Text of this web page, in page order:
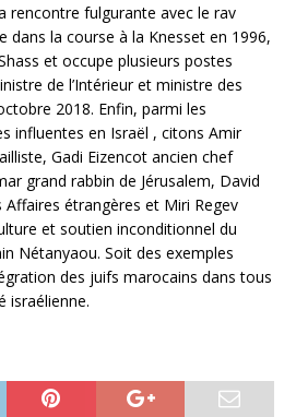
rencontre fulgurante avec le rav
dans la course à la Knesset en 1996,
et occupe plusieurs postes
de l’Intérieur et ministre des
2018. Enfin, parmi les
influentes en Israël , citons Amir
Gadi Eizencot ancien chef
grand rabbin de Jérusalem, David
Affaires étrangères et Miri Regev
et soutien inconditionnel du
Nétanyaou. Soit des exemples
des juifs marocains dans tous
israélienne.